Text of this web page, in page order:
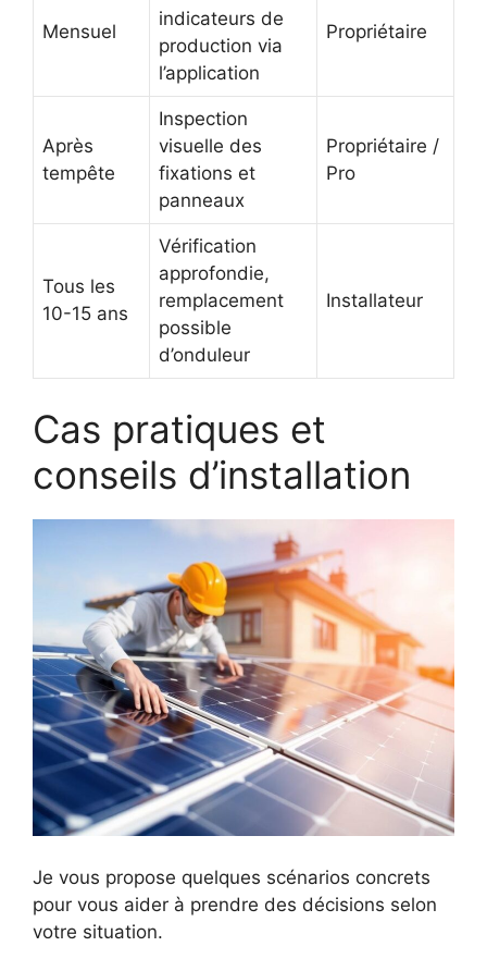
Mensuel
indicateurs de
production via
l’application
Propriétaire
Après
tempête
Inspection
visuelle des
fixations et
panneaux
Propriétaire /
Pro
Tous les
10-15 ans
Vérification
approfondie,
remplacement
possible
d’onduleur
Installateur
Cas pratiques et
conseils d’installation
Je vous propose quelques scénarios concrets
pour vous aider à prendre des décisions selon
votre situation.